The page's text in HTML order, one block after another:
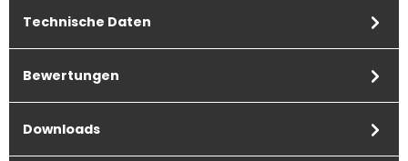
Technische Daten
Bewertungen
Downloads